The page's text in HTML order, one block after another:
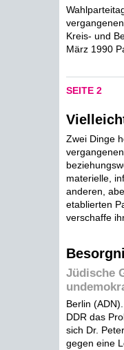
Kreis- und
März 1990
SEITE 2
Zwei Dinge
materielle,
anderen,
etablierten
verschaffe
Jüdische
Berlin
DDR das
sich Dr.
gegen eine